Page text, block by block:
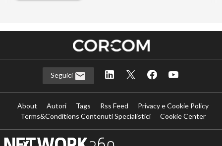
Seguici
About Autori Tags Rss Feed
Privacy e Cookie Policy
Terms&Conditions Contenuti Specialistici
Cookie Center